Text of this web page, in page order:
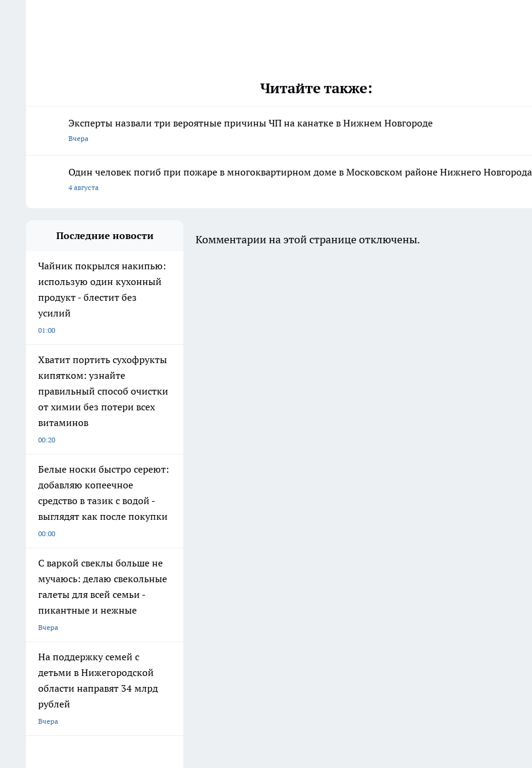
Читайте также:
Эксперты назвали три вероятные причины ЧП на канатке в Нижнем Новгороде
Вчера
Один человек погиб при пожаре в многоквартирном доме в Московском районе Нижнего Новгорода
4 августа
Последние новости
Чайник покрылся накипью:
использую один кухонный
продукт - блестит без
усилий
01:00
Хватит портить сухофрукты
кипятком: узнайте
правильный способ очистки
от химии без потери всех
витаминов
00:20
Белые носки быстро сереют:
добавляю копеечное
средство в тазик с водой -
выглядят как после покупки
00:00
С варкой свеклы больше не
мучаюсь: делаю свекольные
галеты для всей семьи -
пикантные и нежные
Вчера
На поддержку семей с
детьми в Нижегородской
области направят 34 млрд
рублей
Вчера
Комментарии на этой странице отключены.